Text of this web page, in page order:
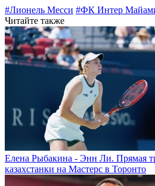
#Лионель Месси #ФК Интер
Читайте также
Елена Рыбакина - Энн Ли. Прямая
казахстанки на Мастерс в Торонто